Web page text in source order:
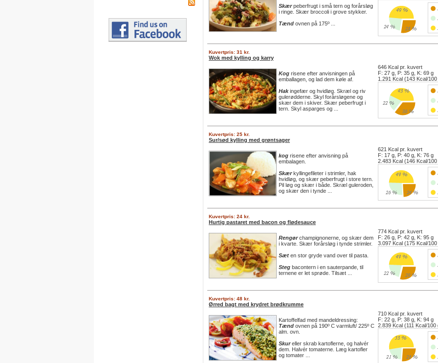
Skærpeberfrugt i små tern og forårsløg
i ringe. Skær broccoli i grove stykker.
Tænd ovnen på 175º ...
Kuvertpris: 31 kr.
Wok med kylling og karry
Kog risene efter anvisningen på
emballagen, og lad dem køle af.
Hakingefær og hvidløg. Skræl og riv
gulerødderne. Skyl forårsløgene og
skær dem i skiver. Skær peberfrugt i
tern. Skyl asparges og ...
646 Kcal pr. kuvert
F: 27 g, P: 35 g, K: 69 g
1.291 Kcal (143 Kcal/100
Kuvertpris: 25 kr.
Sur/sød kylling med grøntsager
kog risene efter anvisning på
embalagen.
Skærkyllingefileter i strimler, hak
hvidløg, og skær peberfrugt i store tern.
Pil løg og skær i både. Skræl guleroden,
og skær den i tynde ...
621 Kcal pr. kuvert
F: 17 g, P: 40 g, K: 76 g
2.483 Kcal (146 Kcal/100
Kuvertpris: 24 kr.
Hurtig pastaret med bacon og flødesauce
Rengørchampignonerne, og skær dem
i kvarte. Skær forårsløg i tynde strimler.
Sæt en stor gryde vand over til pasta.
Steg bacontern i en sauterpande, til
ternene er let sprøde. Tilsæt ...
774 Kcal pr. kuvert
F: 26 g, P: 42 g, K: 95 g
3.097 Kcal (175 Kcal/100
Kuvertpris: 48 kr.
Ørred bagt med krydret brødkrumme
Kartoffelfad med mandeldressing:
Tænd ovnen på 190º C varmluft/ 225º C
alm. ovn.
Skureller skrab kartoflerne, og halvér
dem. Halvér tomaterne. Læg kartofler
og tomater ...
710 Kcal pr. kuvert
F: 22 g, P: 38 g, K: 94 g
2.839 Kcal (111 Kcal/100